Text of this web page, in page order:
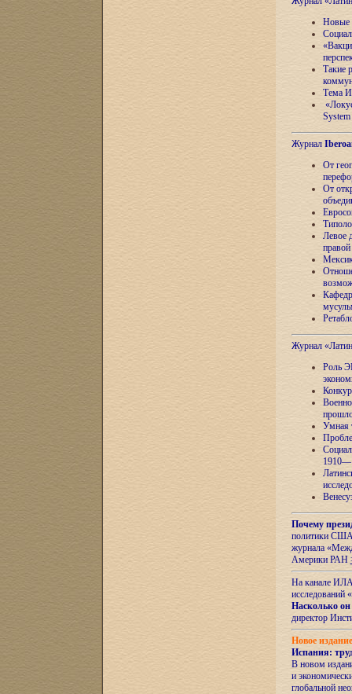
Новые
Такие
Тема
Журнал
От
От
Левое
Журнал
Роль
Умная
Почему
политики США
журнала
Америки РАН
На канале ИЛА
исследований «
Насколько он
директор
Новое
Испания:
В новом
и
глобальной